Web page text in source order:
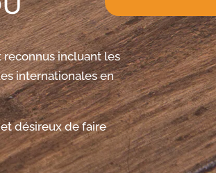
incluant les
internationales en
désireux de faire